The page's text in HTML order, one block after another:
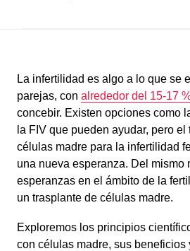
La infertilidad es algo a lo que se
parejas, con alrededor del 15-17
concebir. Existen opciones como
la FIV que pueden ayudar, pero el
células madre para la infertilidad
una nueva esperanza. Del mismo
esperanzas en el ámbito de la
un trasplante de células madre.
Exploremos los principios
con células madre, sus beneficios